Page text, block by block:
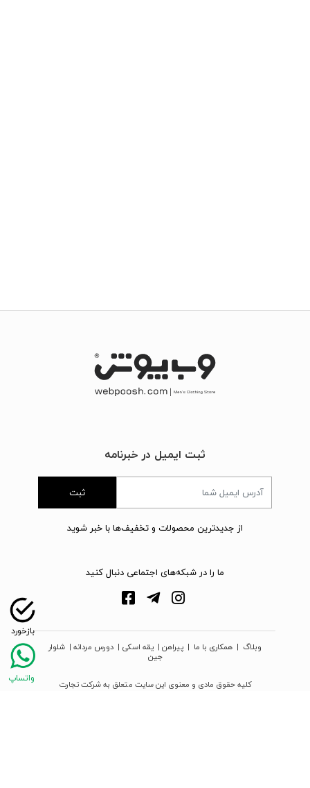
ثبت ایمیل در خبرنامه
ثبت
از جدیدترین محصولات و تخفیف‌ها با خبر شوید
ما را در شبکه‌های اجتماعی دنبال کنید
وبلاگ | همکاری با ما | پیراهن | یقه اسکی | دورس مردانه | شلوار
جین
کلیه حقوق مادی و معنوی این سایت متعلق به شرکت تجارت